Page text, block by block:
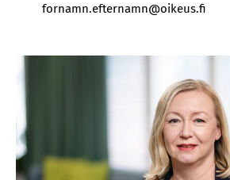
for­namn.ef­ter­namn@oi­keus.fi